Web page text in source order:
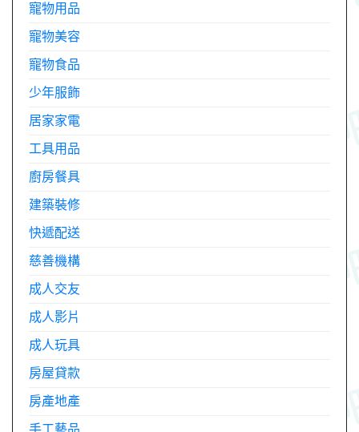
寵物用品
寵物美容
寵物食品
少年服飾
居家家電
工具用品
廚房餐具
建築裝修
快遞配送
慈善機構
成人交友
成人影片
成人玩具
房屋貸款
房產地產
手工藝品